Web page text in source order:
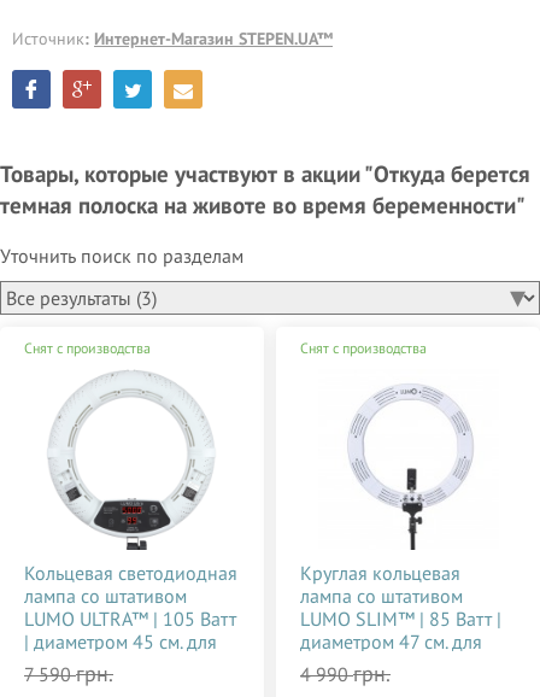
Источник: Интернет-Магазин STEPEN.UA™
Товары, которые участвуют в акции "Откуда берется
темная полоска на животе во время беременности"
Уточнить поиск по разделам
Снят с производства
Кольцевая светодиодная
лампа со штативом
LUMO ULTRA™ | 105 Ватт
| диаметром 45 см. для
тик тока, визажиста,
косметолога, блогера,
7 590грн.
Снят с производства
Круглая кольцевая
лампа со штативом
LUMO SLIM™ | 85 Ватт |
диаметром 47 см. для
съемки видео тик ток,
блогеров, визажиста,
4 990грн.